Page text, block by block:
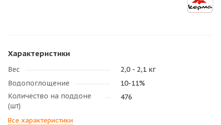
Характеристики
Вес
2,0 - 2,1 кг
Водопоглощение
10-11%
Количество на поддоне
(шт)
476
Все характеристики